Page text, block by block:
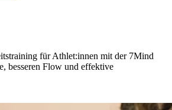
für Athlet:innen mit der 7Mind
besseren Flow und effektive